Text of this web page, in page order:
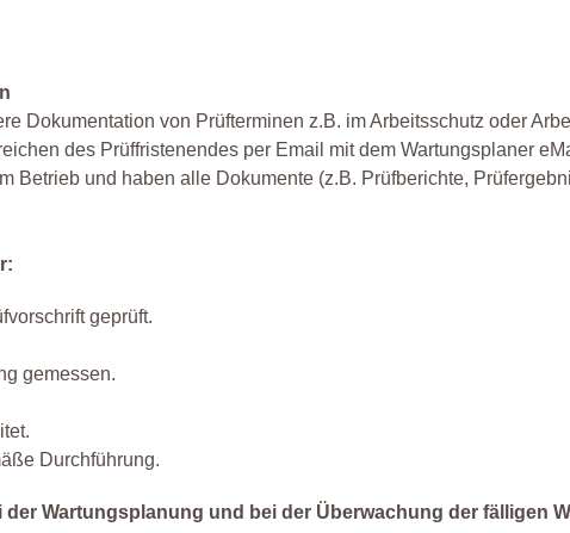
Dokumentation von Prüfterminen z.B. im Arbeitsschutz oder
des Prüffristenendes per Email mit dem Wartungsplaner
Betrieb und haben alle Dokumente (z.B. Prüfberichte,
geprüft.
gemessen.
Durchführung.
Wartungsplanung und bei der Überwachung der fälligen